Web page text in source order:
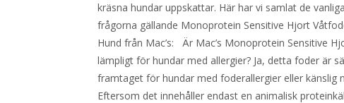
kräsna hundar uppskattar. Här har vi samlat de
frågorna gällande Monoprotein Sensitive Hjort
Hund från Mac’s: Är Mac’s Monoprotein Sensitive
lämpligt för hundar med allergier? Ja, detta foder är
framtaget för hundar med foderallergier eller känslig
Eftersom det innehåller endast en animalisk